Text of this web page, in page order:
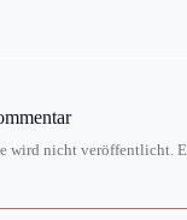
wird nicht veröffentlicht.